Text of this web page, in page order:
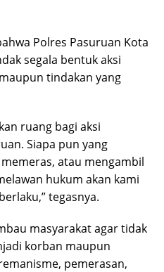
Polres Pasuruan Kota
segala bentuk aksi
tindakan yang
ruang bagi aksi
Siapa pun yang
atau mengambil
hukum akan kami
tegasnya.
masyarakat agar tidak
korban maupun
pemerasan,